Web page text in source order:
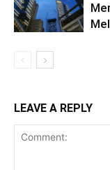
LEAVE A REPLY